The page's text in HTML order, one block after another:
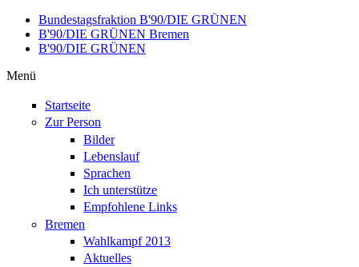
Direkt zum Inhalt
Bundestagsfraktion B'90/DIE GRÜNEN
B'90/DIE GRÜNEN Bremen
B'90/DIE GRÜNEN
Menü
Startseite
Zur Person
Bilder
Lebenslauf
Sprachen
Ich unterstütze
Empfohlene Links
Bremen
Wahlkampf 2013
Aktuelles